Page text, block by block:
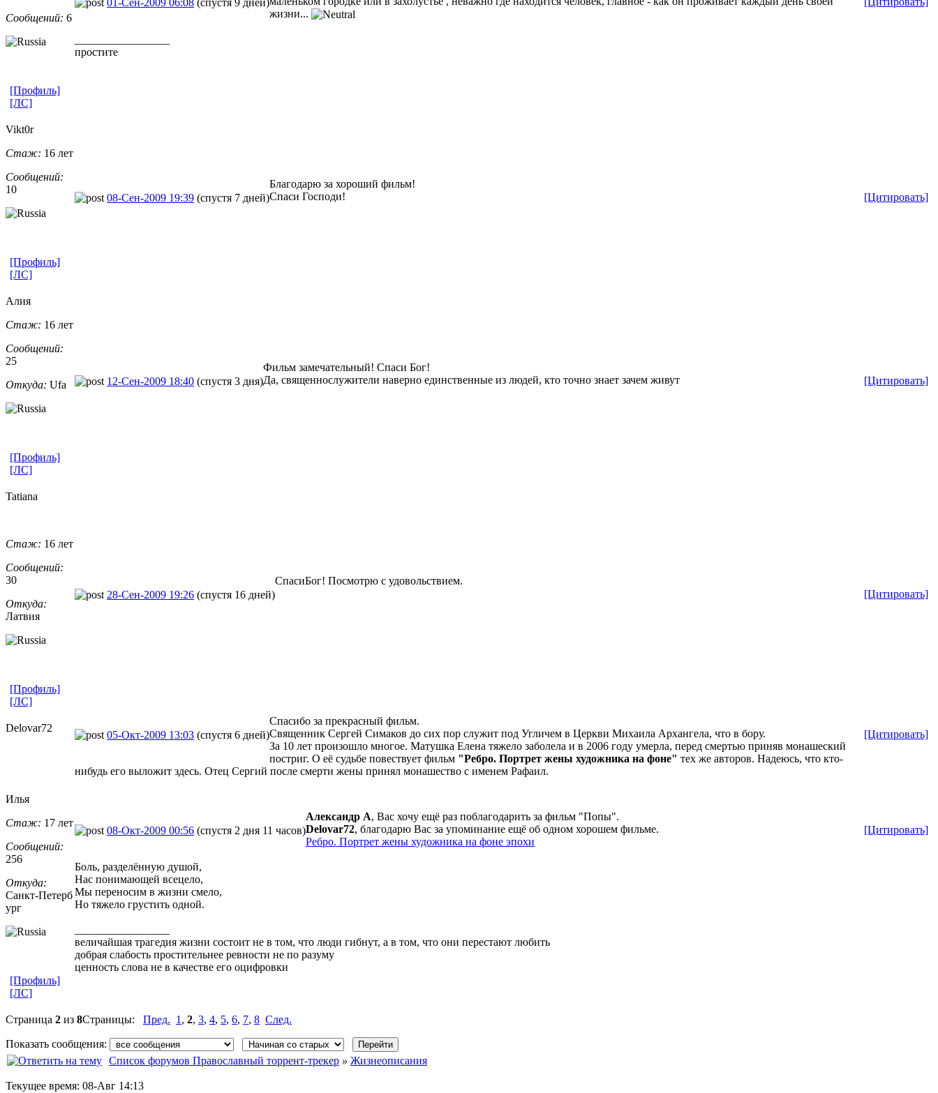
Сообщений: 6
жизни...
простите
[Профиль]
[ЛС]
Vikt0r
Стаж: 16 лет
Сообщений:
10
08-Сен-2009 19:39 (спустя 7 дней) [Цитировать]
Благодарю за хороший фильм!
Спаси Господи!
[Профиль]
[ЛС]
Алия
Стаж: 16 лет
Сообщений:
25
Откуда: Ufa 12-Сен-2009 18:40 (спустя 3 дня) [Цитировать]
Фильм замечательный! Спаси Бог!
Да, священнослужители наверно единственные из людей, кто точно знает зачем живут
[Профиль]
[ЛС]
Tatiana
Стаж: 16 лет
Сообщений:
30
Откуда:
Латвия
28-Сен-2009 19:26 (спустя 16 дней) [Цитировать]
СпасиБог! Посмотрю с удовольствием.
[Профиль]
[ЛС]
Delovar72
05-Окт-2009 13:03 (спустя 6 дней) [Цитировать]
Спасибо за прекрасный фильм.
Священник Сергей Симаков до сих пор служит под Угличем в Церкви Михаила Архангела, что в бору.
За 10 лет произошло многое. Матушка Елена тяжело заболела и в 2006 году умерла, перед смертью приняв монашеский
постриг. О её судьбе повествует фильм "Ребро. Портрет жены художника на фоне" тех же авторов. Надеюсь, что кто-
нибудь его выложит здесь. Отец Сергий после смерти жены принял монашество с именем Рафаил.
Илья
Стаж: 17 лет
Сообщений:
256
Откуда:
Санкт-Петерб
ург
08-Окт-2009 00:56 (спустя 2 дня 11 часов) [Цитировать]
Александр А, Вас хочу ещё раз поблагодарить за фильм "Попы".
Delovar72, благодарю Вас за упоминание ещё об одном хорошем фильме.
Ребро. Портрет жены художника на фоне эпохи
Боль, разделённую душой,
Нас понимающей всецело,
Мы переносим в жизни смело,
Но тяжело грустить одной.
величайшая трагедия жизни состоит не в том, что люди гибнут, а в том, что они перестают любить
добрая слабость простительнее ревности не по разуму
ценность слова не в качестве его оцифровки
[Профиль]
[ЛС]
Страница 2 из 8Страницы: Пред. 1 , 2, 3, 4, 5, 6, 7, 8 След.
Показать сообщения:
Список форумов Православный торрент-трекер » Жизнеописания
Текущее время: 08-Авг 14:13